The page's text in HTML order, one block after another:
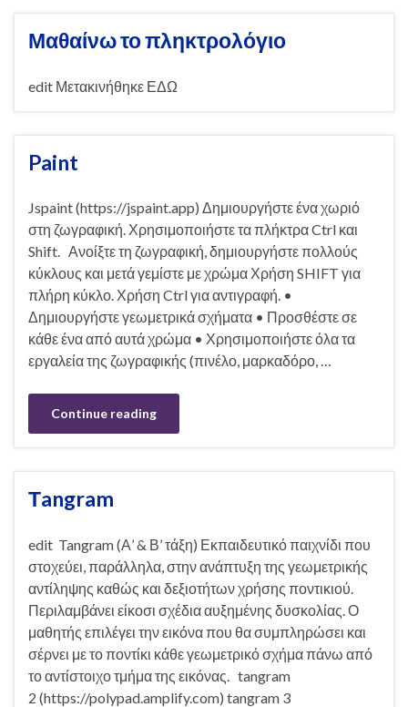
Μαθαίνω το πληκτρολόγιο
edit Μετακινήθηκε ΕΔΩ
Paint
Jspaint (https://jspaint.app) Δημιουργήστε ένα χωριό
στη ζωγραφική. Χρησιμοποιήστε τα πλήκτρα Ctrl και
Shift. Ανοίξτε τη ζωγραφική, δημιουργήστε πολλούς
κύκλους και μετά γεμίστε με χρώμα Χρήση SHIFT για
πλήρη κύκλο. Χρήση Ctrl για αντιγραφή. •
Δημιουργήστε γεωμετρικά σχήματα • Προσθέστε σε
κάθε ένα από αυτά χρώμα • Χρησιμοποιήστε όλα τα
εργαλεία της ζωγραφικής (πινέλο, μαρκαδόρο, …
Continue reading
Τangram
edit Tangram (Α’ & Β’ τάξη) Εκπαιδευτικό παιχνίδι που
στοχεύει, παράλληλα, στην ανάπτυξη της γεωμετρικής
αντίληψης καθώς και δεξιοτήτων χρήσης ποντικιού.
Περιλαμβάνει είκοσι σχέδια αυξημένης δυσκολίας. Ο
μαθητής επιλέγει την εικόνα που θα συμπληρώσει και
σέρνει με το ποντίκι κάθε γεωμετρικό σχήμα πάνω από
το αντίστοιχο τμήμα της εικόνας. tangram
2 (https://polypad.amplify.com) tangram 3